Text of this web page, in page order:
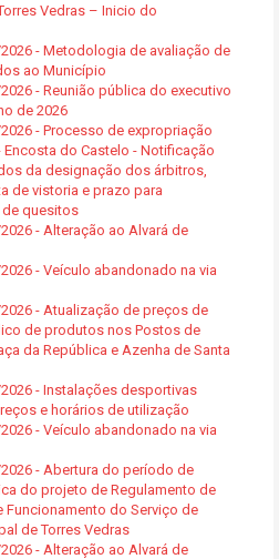
Vedras – Inicio do
- Metodologia de avaliação de
ao Município
- Reunião pública do executivo
de 2026
- Processo de expropriação
Encosta do Castelo - Notificação
da designação dos árbitros,
de vistoria e prazo para
quesitos
- Alteração ao Alvará de
- Veículo abandonado na via
- Atualização de preços de
de produtos nos Postos de
da República e Azenha de Santa
- Instalações desportivas
e horários de utilização
- Veículo abandonado na via
- Abertura do período de
do projeto de Regulamento de
Funcionamento do Serviço de
de Torres Vedras
- Alteração ao Alvará de